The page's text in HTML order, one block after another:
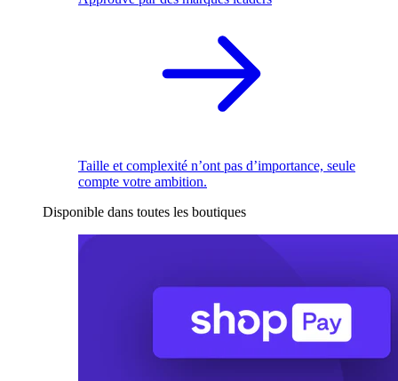
Taille et complexité n’ont pas d’importance, seule
compte votre ambition.
Disponible dans toutes les boutiques